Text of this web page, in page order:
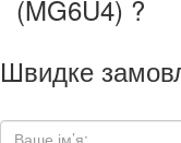
(MG6U4) ?
Швидке